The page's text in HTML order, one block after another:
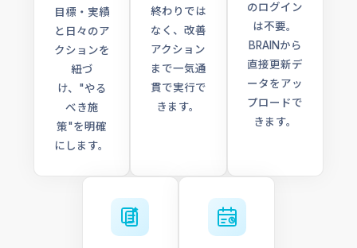
目標・実績
と日々のア
クションを
紐づ
け、"やる
べき施
策"を明確
にします。
終わりでは
なく、改善
アクション
まで一気通
貫で実行で
きます。
のログイン
は不要。
BRAINから
直接更新デ
ータをアッ
プロードで
きます。